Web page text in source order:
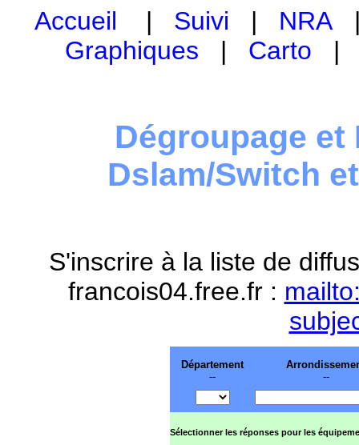
Accueil | Suivi | NRA
Graphiques | Carto
Dégroupage et
Dslam/Switch
S'inscrire à la liste de
francois04.free.fr :
Département
--
--
Sélectionner les réponses pour les